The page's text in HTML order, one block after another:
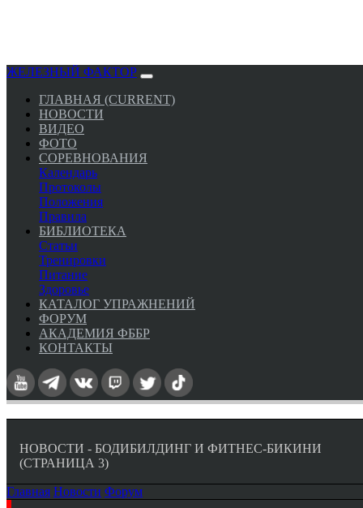
ЖЕЛЕЗНЫЙ ФАКТОР
ГЛАВНАЯ (CURRENT)
НОВОСТИ
ВИДЕО
ФОТО
СОРЕВНОВАНИЯ
Календарь
Протоколы
Положения
Правила
БИБЛИОТЕКА
Статьи
Тренировки
Питание
Здоровье
КАТАЛОГ УПРАЖНЕНИЙ
ФОРУМ
АКАДЕМИЯ ФББР
КОНТАКТЫ
НОВОСТИ - БОДИБИЛДИНГ И ФИТНЕС-БИКИНИ
(СТРАНИЦА 3)
Главная Новости Форум